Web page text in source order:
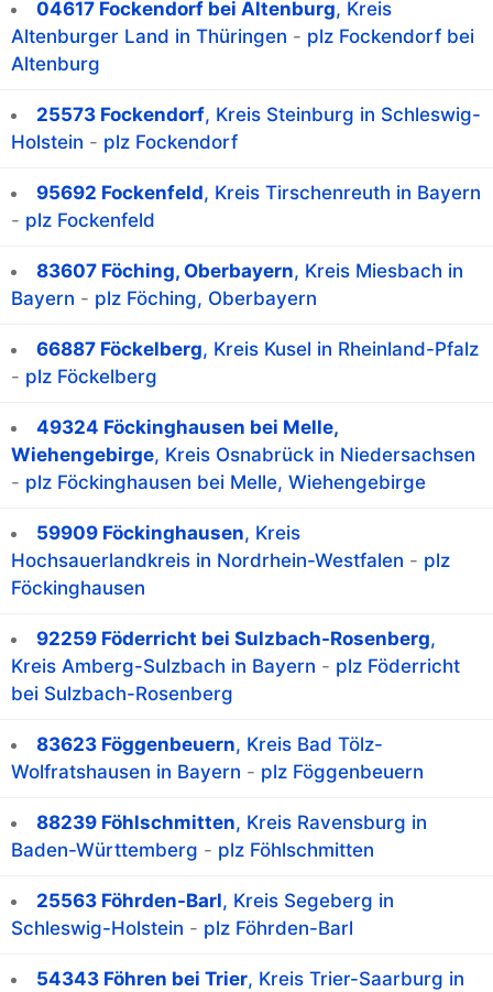
04617 Fockendorf bei Altenburg, Kreis
Altenburger Land in Thüringen - plz Fockendorf bei
Altenburg
25573 Fockendorf, Kreis Steinburg in Schleswig-
Holstein - plz Fockendorf
95692 Fockenfeld, Kreis Tirschenreuth in Bayern
- plz Fockenfeld
83607 Föching, Oberbayern, Kreis Miesbach in
Bayern - plz Föching, Oberbayern
66887 Föckelberg, Kreis Kusel in Rheinland-Pfalz
- plz Föckelberg
49324 Föckinghausen bei Melle,
Wiehengebirge, Kreis Osnabrück in Niedersachsen
- plz Föckinghausen bei Melle, Wiehengebirge
59909 Föckinghausen, Kreis
Hochsauerlandkreis in Nordrhein-Westfalen - plz
Föckinghausen
92259 Föderricht bei Sulzbach-Rosenberg,
Kreis Amberg-Sulzbach in Bayern - plz Föderricht
bei Sulzbach-Rosenberg
83623 Föggenbeuern, Kreis Bad Tölz-
Wolfratshausen in Bayern - plz Föggenbeuern
88239 Föhlschmitten, Kreis Ravensburg in
Baden-Württemberg - plz Föhlschmitten
25563 Föhrden-Barl, Kreis Segeberg in
Schleswig-Holstein - plz Föhrden-Barl
54343 Föhren bei Trier, Kreis Trier-Saarburg in